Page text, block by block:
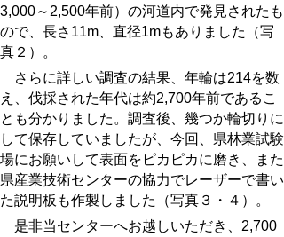
3,000～2,500年前）の河道内で発見されたも
ので、長さ11m、直径1mもありました（写
真２）。
さらに詳しい調査の結果、年輪は214を数
え、伐採された年代は約2,700年前であるこ
とも分かりました。調査後、幾つか輪切りに
して保存していましたが、今回、県林業試験
場にお願いして表面をピカピカに磨き、また
県産業技術センターの協力でレーザーで書い
た説明板も作製しました（写真３・４）。
是非当センターへお越しいただき、2,700